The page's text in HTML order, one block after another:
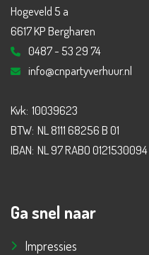
Hogeveld 5 a
6617 KP Bergharen
0487 - 53 29 74
info@cnpartyverhuur.nl
Kvk: 10039623
BTW: NL 8111 68256 B 01
IBAN: NL 97 RABO 0121530094
Ga snel naar
Impressies